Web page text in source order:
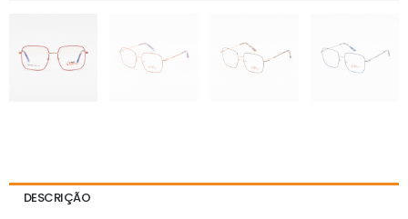
DESCRIÇÃO